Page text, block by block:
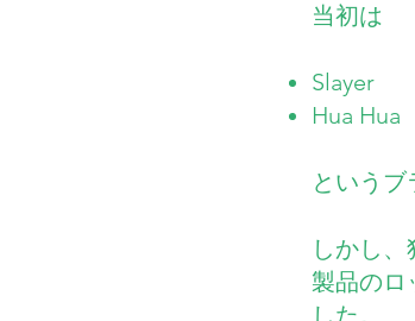
当初は
Slayer
Hua Hua
というブ
しかし、
製品のロ